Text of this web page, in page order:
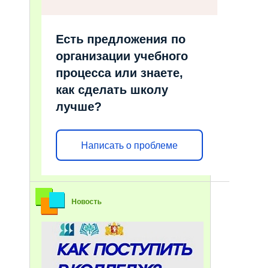
Есть предложения по
организации учебного
процесса или знаете,
как сделать школу
лучше?
Написать о проблеме
Новость